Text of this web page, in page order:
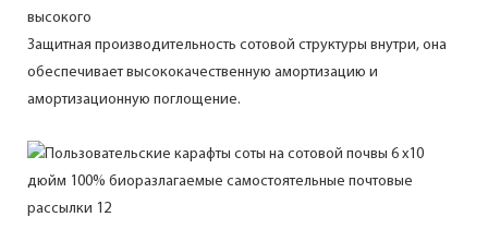
высокого
Защитная производительность сотовой структуры внутри, она
обеспечивает высококачественную амортизацию и
амортизационную поглощение.